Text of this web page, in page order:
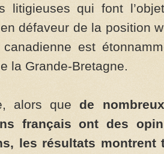
litigieuses qui font
défaveur de la position
canadienne est
la Grande-Bretagne.
alors quede
français ont des
les résultats